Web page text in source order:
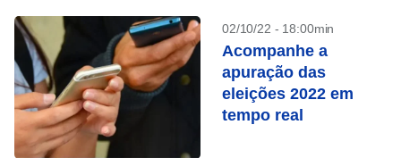
02/10/22 - 18:00min
Acompanhe a
apuração das
eleições 2022 em
tempo real